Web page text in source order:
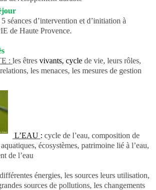
séances d’intervention et d’initiation à
de Haute Provence.
: les êtres vivants, cycle de vie, leurs rôles,
les menaces, les mesures de gestion
L’EAU : cycle de l’eau, composition de
écosystèmes, patrimoine lié à l’eau,
de l’eau
énergies, les sources leurs utilisation,
sources de pollutions, les changements